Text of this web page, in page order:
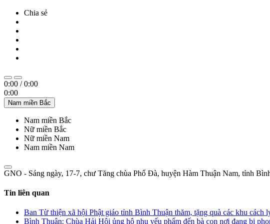
Chia sẻ
0:00 /0:00
0:00
Nam miền Bắc
Nam miền Bắc
Nữ miền Bắc
Nữ miền Nam
Nam miền Nam
GNO - Sáng ngày, 17-7, chư Tăng chùa Phổ Đà, huyện Hàm Thuận Nam, tỉnh
Tin liên quan
Ban Từ thiện xã hội Phật giáo tỉnh Bình Thuận thăm, tặng quà các khu cách
Bình Thuận: Chùa Hải Hội ủng hộ nhu yếu phẩm đến bà con nơi đang bị